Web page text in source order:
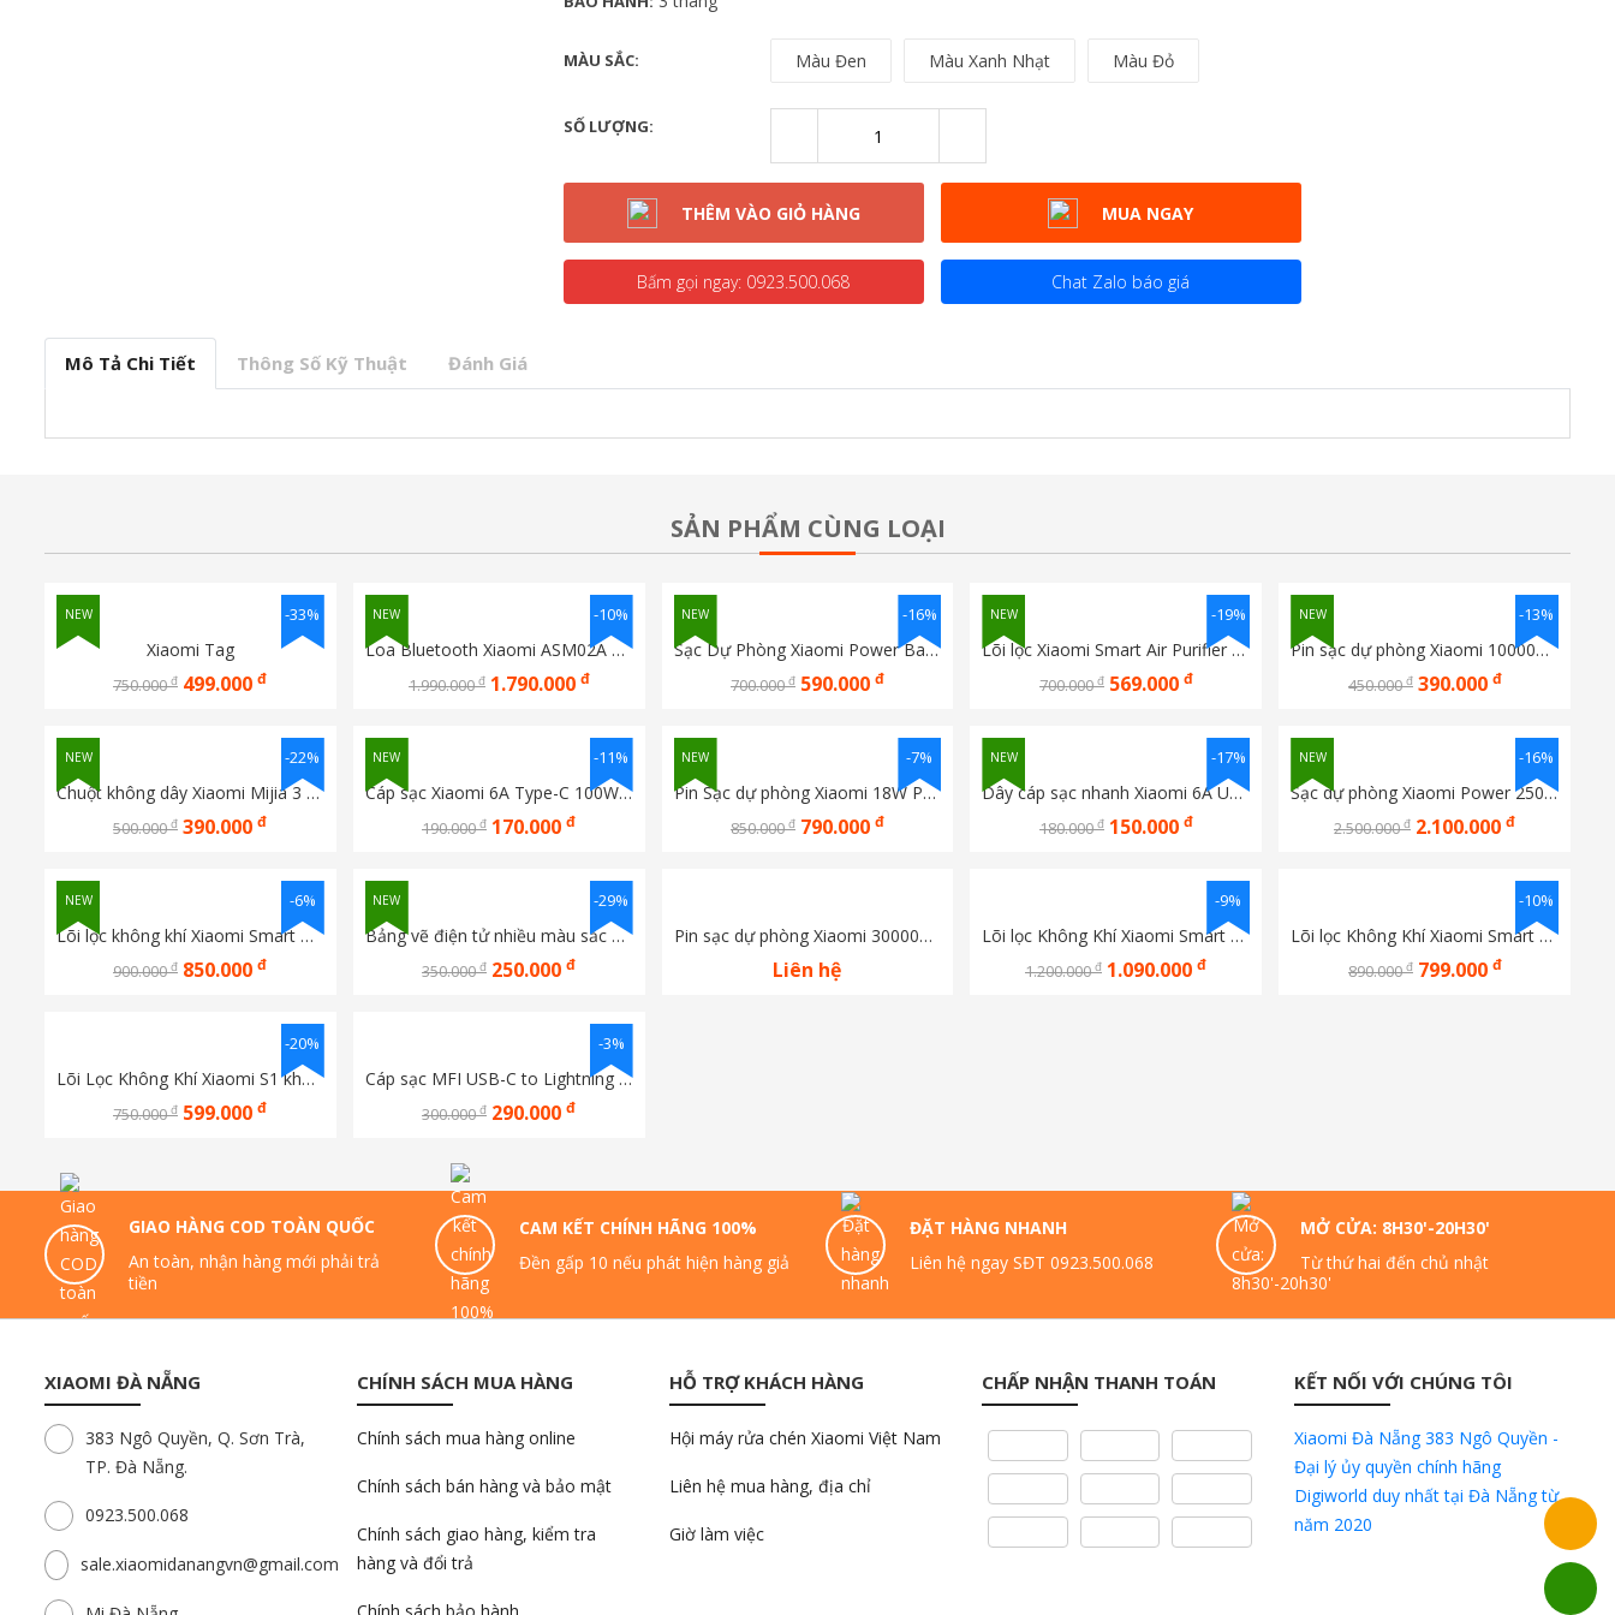
MÀU SẮC: Màu Đen Màu Xanh Nhạt Màu Đỏ
SỐ LƯỢNG:
THÊM VÀO GIỎ HÀNG MUA NGAY
Bấm gọi ngay: 0923.500.068 Chat Zalo báo giá
Mô Tả Chi Tiết Thông Số Kỹ Thuật Đánh Giá
SẢN PHẨM CÙNG LOẠI
Xiaomi Tag
750.000đ 499.000đ
-33%
NEW
Loa Bluetooth Xiaomi ASM02A 40W
1.990.000đ 1.790.000 đ
-10%
NEW
Sạc Dự Phòng Xiaomi Power Bank 20000mAh (Integrated Cable) TH BHR9739TH/ BHR9764TH
700.000đ 590.000 đ
-16%
NEW
Lõi lọc Xiaomi Smart Air Purifier 4 Compact BHR5861GL
700.000đ 569.000 đ
-19%
NEW
Pin sạc dự phòng Xiaomi 10000mah 22.5W Lite BHR9357TH
450.000đ 390.000 đ
-13%
NEW
Chuột không dây Xiaomi Mijia 3 XMWXSB03YM
500.000đ 390.000đ
-22%
NEW
Cáp sạc Xiaomi 6A Type-C 100W  màu xám đậm
190.000đ 170.000đ
-11%
NEW
Pin Sạc dự phòng Xiaomi 18W Power Bank 30000mAh BHR9130TH Bản quốc tế - Bảo hành chính hãng DGW
850.000đ 790.000 đ
-7%
NEW
Dây cáp sạc nhanh Xiaomi 6A USB Type-C 120W
180.000đ 150.000 đ
-17%
NEW
Sạc dự phòng Xiaomi Power 25000Mah 212W
2.500.000đ 2.100.000đ
-16%
NEW
Lõi lọc không khí Xiaomi Smart Air Purifier 4 Filter(BHR5120GL)
900.000đ 850.000đ
-6%
NEW
Bảng vẽ điện tử nhiều màu sắc xiaomi mijia gen 2
350.000đ 250.000đ
-29%
NEW
Pin sạc dự phòng Xiaomi 30000mAh gen 3 18W
Liên hệ
Lõi lọc Không Khí Xiaomi Smart Air Purifier 4 Pro
1.200.000đ 1.090.000đ
-9%
Lõi lọc Không Khí Xiaomi Smart Air Purifier 4 Lite
890.000đ 799.000 đ
-10%
Lõi Lọc Không Khí Xiaomi S1 khử mùi M6R-FLP
750.000đ 599.000đ
-20%
Cáp sạc MFI USB-C to Lightning ZMI AL873K 1m
300.000đ 290.000đ
-3%
GIAO HÀNG COD TOÀN QUỐC
An toàn, nhận hàng mới phải trả
tiền
CAM KẾT CHÍNH HÃNG 100%
Đền gấp 10 nếu phát hiện hàng giả
ĐẶT HÀNG NHANH
Liên hệ ngay SĐT 0923.500.068
MỞ CỬA: 8H30'-20H30'
Từ thứ hai đến chủ nhật
XIAOMI ĐÀ NẴNG
383 Ngô Quyền, Q. Sơn Trà,
TP. Đà Nẵng.
0923.500.068
sale.xiaomidanangvn@gmail.com
CHÍNH SÁCH MUA HÀNG
Chính sách mua hàng online
Chính sách bán hàng và bảo mật
Chính sách giao hàng, kiểm tra
hàng và đổi trả
HỖ TRỢ KHÁCH HÀNG
Hội máy rửa chén Xiaomi Việt Nam
Liên hệ mua hàng, địa chỉ
Giờ làm việc
CHẤP NHẬN THANH TOÁN KẾT NỐI VỚI CHÚNG TÔI
Xiaomi Đà Nẵng 383 Ngô Quyền -
Đại lý ủy quyền chính hãng
Digiworld duy nhất tại Đà Nẵng từ
năm 2020